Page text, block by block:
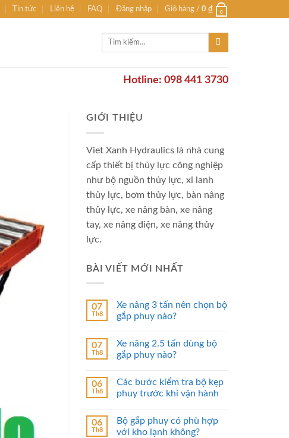
Tin tức Liên hệ FAQ Đăng nhập Giỏ hàng / 0 ₫ 0
Tìm
Hotline: 098 441 3730
GIỚI THIỆU
Viet Xanh Hydraulics là nhà cung
cấp thiết bị thủy lực công nghiệp
như bộ nguồn thủy lực, xi lanh
thủy lực, bơm thủy lực, bàn nâng
thủy lực, xe nâng bàn, xe nâng
tay, xe nâng điện, xe nâng thủy
lực.
BÀI VIẾT MỚI NHẤT
07
Th8
Xe nâng 3 tấn nên chọn bộ
gắp phuy nào?
07
Th8
Xe nâng 2.5 tấn dùng bộ
gắp phuy nào?
06
Th8
Các bước kiểm tra bộ kẹp
phuy trước khi vận hành
06
Th8
Bộ gắp phuy có phù hợp
với kho lạnh không?